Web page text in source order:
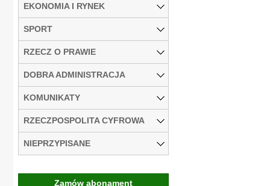
EKONOMIA I RYNEK
SPORT
RZECZ O PRAWIE
DOBRA ADMINISTRACJA
KOMUNIKATY
RZECZPOSPOLITA CYFROWA
NIEPRZYPISANE
Zamów abonament